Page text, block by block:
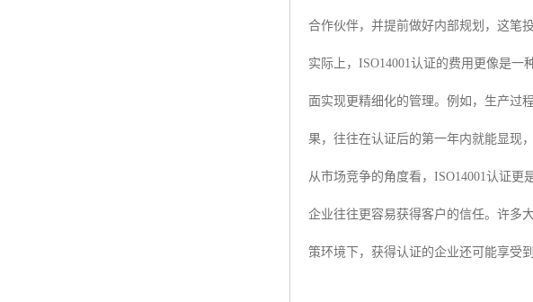
合作伙伴，并提前做好内部规划，这笔
实际上，ISO14001认证的费用更像是
面实现更精细化的管理。例如，生产过
果，往往在认证后的第一年内就能显现
从市场竞争的角度看，ISO14001认证
企业往往更容易获得客户的信任。许多
策环境下，获得认证的企业还可能享受